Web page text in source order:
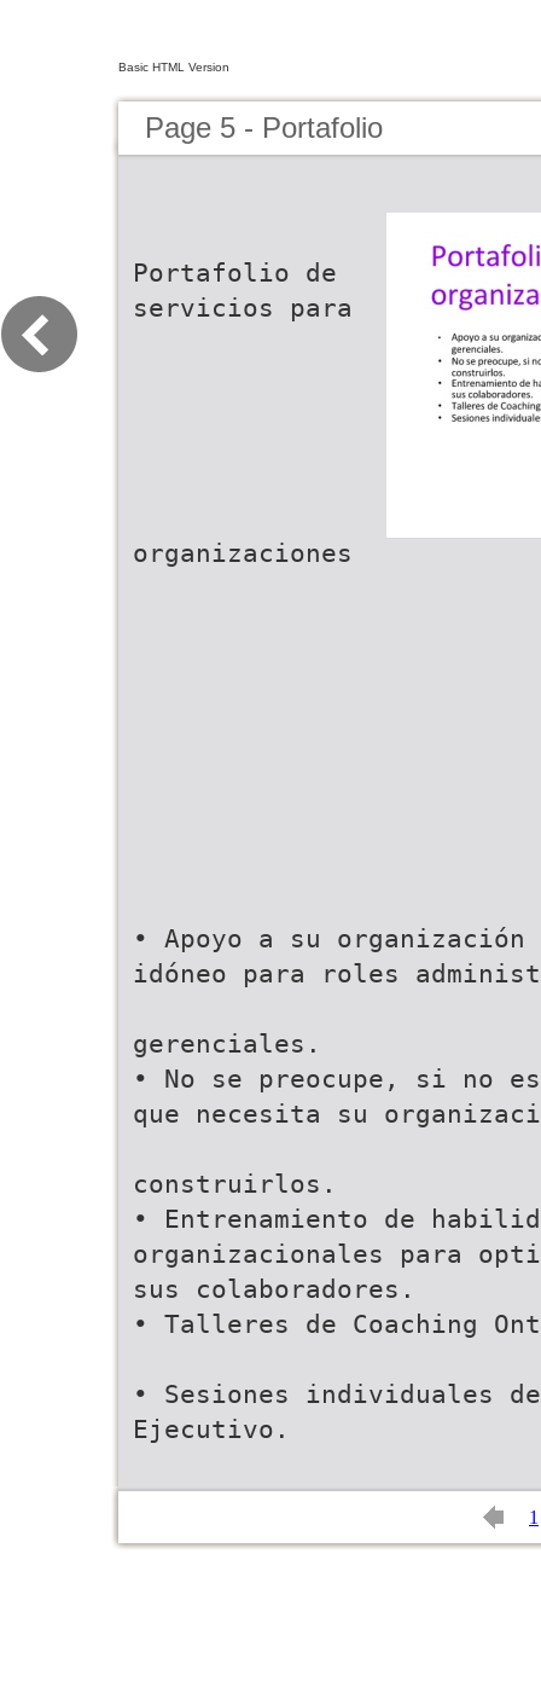
Basic HTML Version
Page 5 - Portafolio
Portafolio de
servicios para
organizaciones
• Apoyo a su
idóneo para roles
gerenciales.
• No se preocupe, si no
que necesita su
construirlos.
• Entrenamiento de
organizacionales para
sus colaboradores.
• Talleres de Coaching
• Sesiones individuales
Ejecutivo.
1